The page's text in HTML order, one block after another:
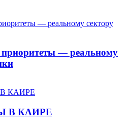
— реальному
В КАИРЕ